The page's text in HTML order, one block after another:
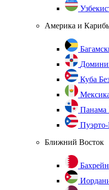
Америка и
Куба
Панама
Ближний Восток
Бахрейн